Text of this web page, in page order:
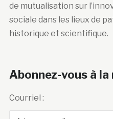
de mutualisation sur
sociale dans les lieux de
historique et scientifique.
Abonnez-vous à
Courriel :